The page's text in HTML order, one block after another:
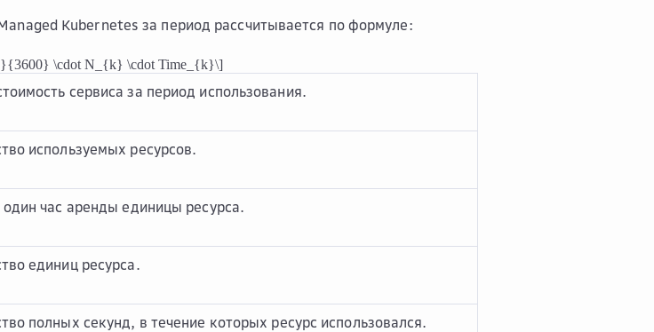
Kubernetes за период рассчитывается по формуле:
\cdot N_{k} \cdot Time_{k}\]
сервиса за период использования.
используемых ресурсов.
час аренды единицы ресурса.
единиц ресурса.
полных секунд, в течение которых ресурс использовался.